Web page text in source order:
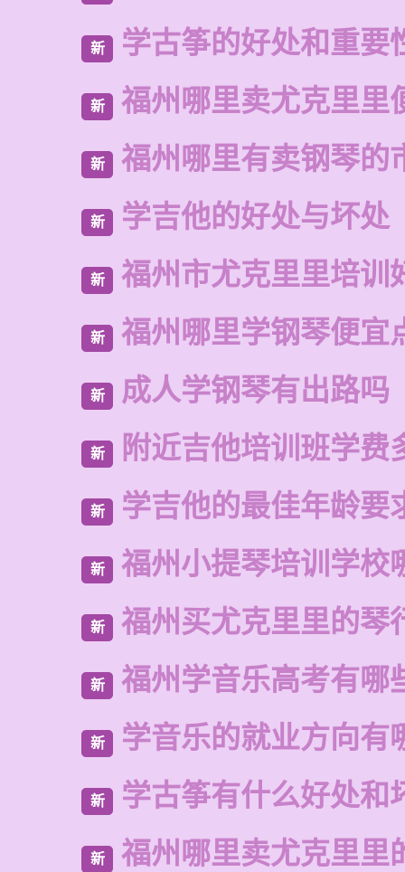
新 学古筝的好处和重要
新 福州哪里卖尤克里里
新 福州哪里有卖钢琴的
新 学吉他的好处与坏处
新 福州市尤克里里培训
新 福州哪里学钢琴便宜
新 成人学钢琴有出路吗
新 附近吉他培训班学费
新 学吉他的最佳年龄要
新 福州小提琴培训学校
新 福州买尤克里里的琴
新 福州学音乐高考有哪
新 学音乐的就业方向有
新 学古筝有什么好处和
新 福州哪里卖尤克里里